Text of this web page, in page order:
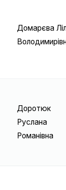
Домарєва
Доротюк
Руслана
Романівна